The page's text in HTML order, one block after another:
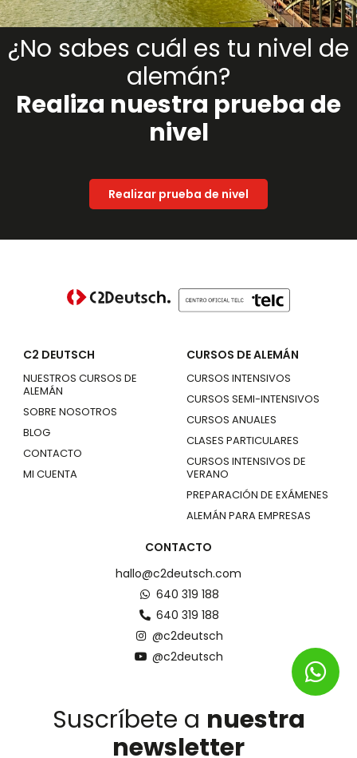
¿No sabes cuál es tu nivel de
alemán?
Realiza nuestra prueba de
nivel
Realizar prueba de nivel
C2 DEUTSCH
NUESTROS CURSOS DE
ALEMÁN
SOBRE NOSOTROS
BLOG
CONTACTO
MI CUENTA
CURSOS DE ALEMÁN
CURSOS INTENSIVOS
CURSOS SEMI-INTENSIVOS
CURSOS ANUALES
CLASES PARTICULARES
CURSOS INTENSIVOS DE
VERANO
PREPARACIÓN DE EXÁMENES
ALEMÁN PARA EMPRESAS
CONTACTO
hallo@c2deutsch.com
640 319 188
640 319 188
@c2deutsch
@c2deutsch
Suscríbete a nuestra
newsletter